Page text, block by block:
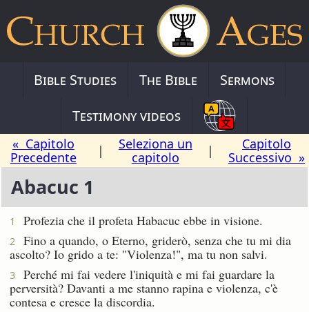
Bible Studies The Bible
Sermons
Testimony videos
« Capitolo
Precedente
|
Seleziona un
capitolo
|
Capitolo
Successivo »
Abacuc 1
1 Profezia che il profeta Habacuc ebbe in visione.
2
Fino a quando, o Eterno, griderò, senza che tu mi dia
ascolto? Io grido a te: "Violenza!", ma tu non salvi.
3
Perché mi fai vedere l'iniquità e mi fai guardare la
perversità? Davanti a me stanno rapina e violenza, c'è
contesa e cresce la discordia.